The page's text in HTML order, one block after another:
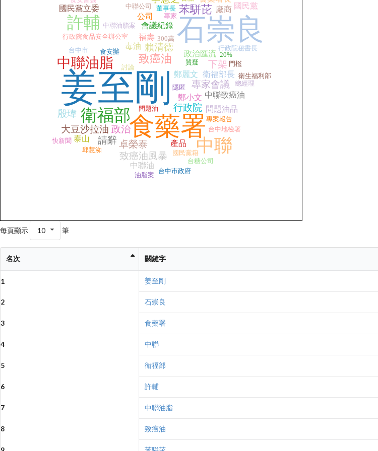
姜至剛
石崇良
食藥署
中聯
衛福部
許輔
中聯油脂 致癌油
苯駢芘
專家會議
大豆沙拉油
卓榮泰
政治
下架
請辭
致癌油風暴
賴清德
行政院
殷瑋
衛福部長
公司
會議紀錄
政治匯流
產品
福壽
問題油品
國民黨立委 廠商
鄭小文
國民黨
中聯致癌油
中聯油
泰山
毒油
鄭麗文
食安辦 行政院秘書長
專案報告
國民黨籍
質疑
台糖公司
問題油
台中地檢署
隱匿
總經理
門檻
300萬
專家
討論
董事長
台中市政府
台中市
邱慧洳
20%
行政院食品安全辦公室
油脂案
中聯油脂案
衛生福利部
中聯公司
快新聞
每頁顯示 10 筆
名次 關鍵字
1 姜至剛
2 石崇良
3 食藥署
4 中聯
5 衛福部
6 許輔
7 中聯油脂
8 致癌油